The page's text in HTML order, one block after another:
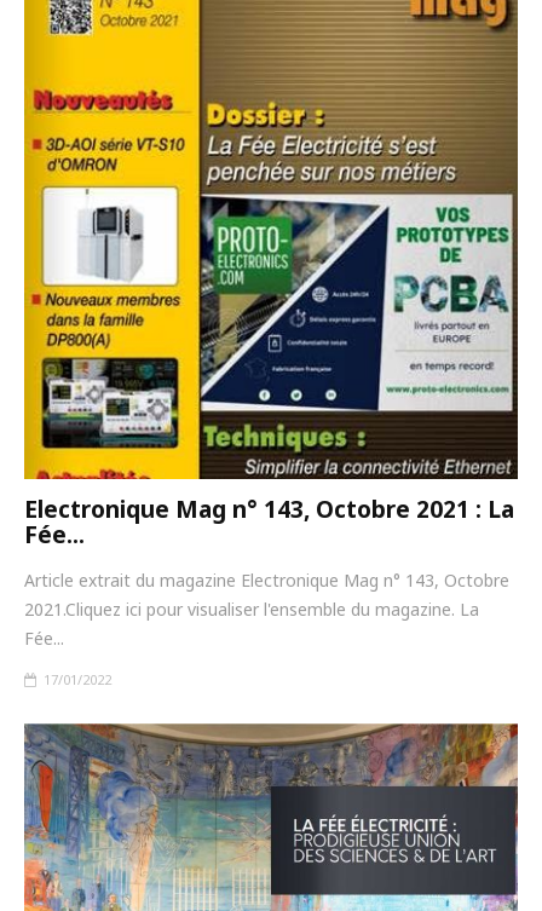
Electronique Mag n° 143, Octobre 2021 : La
Fée...
Article extrait du magazine Electronique Mag n° 143, Octobre
2021.Cliquez ici pour visualiser l'ensemble du magazine. La
Fée...
17/01/2022